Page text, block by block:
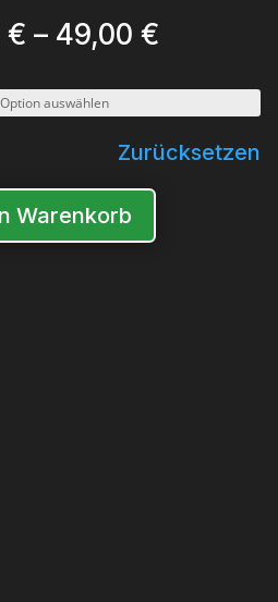
€ – 49,00 €
bis
49,00 €
Zurücksetzen
Warenkorb